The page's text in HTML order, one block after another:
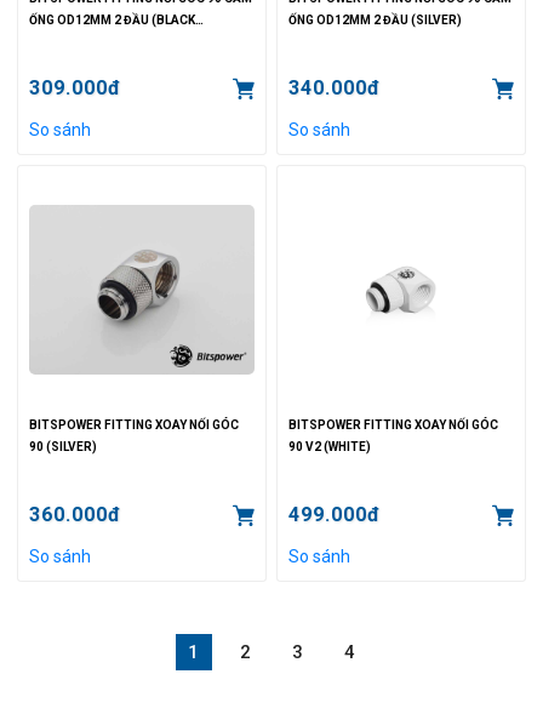
ỐNG OD12MM 2 ĐẦU (BLACK
309.000đ
So sánh
ỐNG OD12MM 2 ĐẦU (SILVER)
340.000đ
So sánh
BITSPOWER FITTING XOAY NỐI GÓC
90 (SILVER)
360.000đ
So sánh
BITSPOWER FITTING XOAY NỐI GÓC
90 V2 (WHITE)
499.000đ
So sánh
1 2 3 4